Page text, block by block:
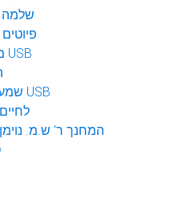
שלמה
מוזיקה ב USB
שמע לילדים USB
המחנך ר' ש.מ.